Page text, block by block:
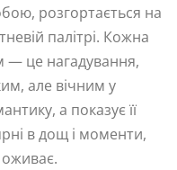
розгортається на
палітрі. Кожна
— це нагадування,
але вічним у
а показує її
в дощ і моменти,